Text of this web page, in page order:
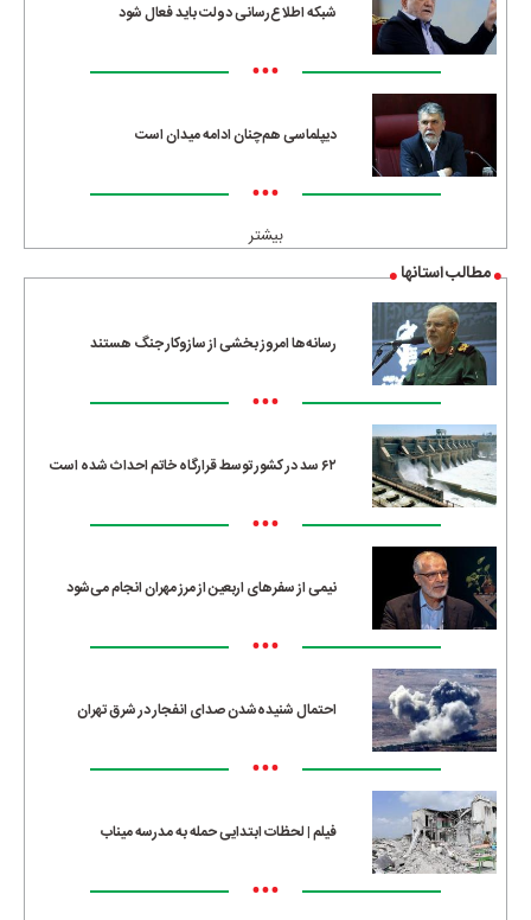
شبکه اطلاع‌رسانی دولت باید فعال شود
•••
دیپلماسی هم‌چنان ادامه میدان است
•••
بیشتر
مطالب استانها
رسانه‌ها امروز بخشی از سازوکار جنگ هستند
•••
۶۲ سد در کشور توسط قرارگاه خاتم احداث شده است
•••
نیمی از سفرهای اربعین از مرز مهران انجام می‌شود
•••
احتمال شنیده‌شدن صدای انفجار در شرق تهران
•••
فیلم | لحظات ابتدایی حمله به مدرسه میناب
•••